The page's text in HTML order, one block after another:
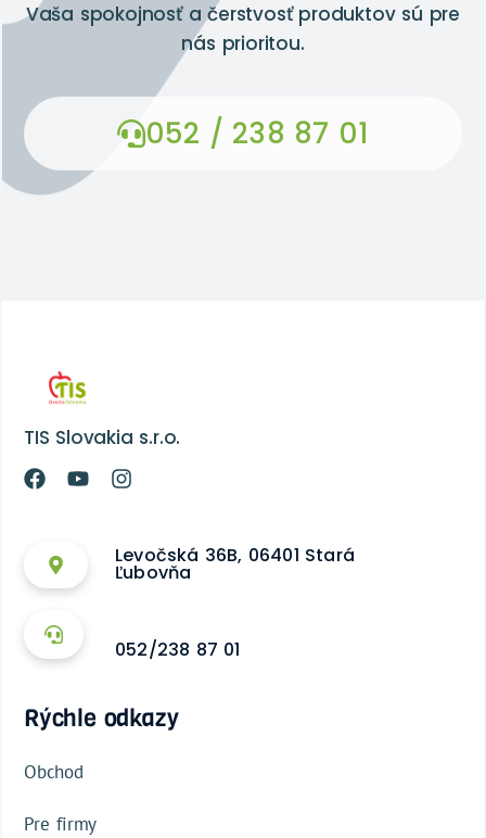
Vaša spokojnosť a čerstvosť produktov sú pre
nás prioritou.
052 / 238 87 01
TIS Slovakia s.r.o.
Levočská 36B, 06401 Stará
Ľubovňa
052/238 87 01
Rýchle odkazy
Obchod
Pre firmy